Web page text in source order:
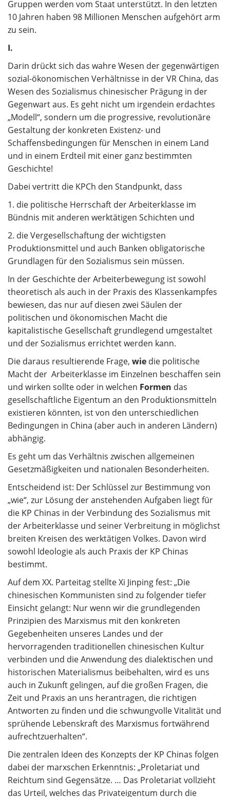
Gruppen werden vom Staat unterstützt. In den letzten
10 Jahren haben 98 Millionen Menschen aufgehört arm
zu sein.
I.
Darin drückt sich das wahre Wesen der gegenwärtigen
sozial-ökonomischen Verhältnisse in der VR China, das
Wesen des Sozialismus chinesischer Prägung in der
Gegenwart aus. Es geht nicht um irgendein erdachtes
„Modell“, sondern um die progressive, revolutionäre
Gestaltung der konkreten Existenz- und
Schaffensbedingungen für Menschen in einem Land
und in einem Erdteil mit einer ganz bestimmten
Geschichte!
Dabei vertritt die KPCh den Standpunkt, dass
1. die politische Herrschaft der Arbeiterklasse im
Bündnis mit anderen werktätigen Schichten und
2. die Vergesellschaftung der wichtigsten
Produktionsmittel und auch Banken obligatorische
Grundlagen für den Sozialismus sein müssen.
In der Geschichte der Arbeiterbewegung ist sowohl
theoretisch als auch in der Praxis des Klassenkampfes
bewiesen, das nur auf diesen zwei Säulen der
politischen und ökonomischen Macht die
kapitalistische Gesellschaft grundlegend umgestaltet
und der Sozialismus errichtet werden kann.
Die daraus resultierende Frage, wie die politische
Macht der Arbeiterklasse im Einzelnen beschaffen sein
und wirken sollte oder in welchen Formen das
gesellschaftliche Eigentum an den Produktionsmitteln
existieren könnten, ist von den unterschiedlichen
Bedingungen in China (aber auch in anderen Ländern)
abhängig.
Es geht um das Verhältnis zwischen allgemeinen
Gesetzmäßigkeiten und nationalen Besonderheiten.
Entscheidend ist: Der Schlüssel zur Bestimmung von
„wie“, zur Lösung der anstehenden Aufgaben liegt für
die KP Chinas in der Verbindung des Sozialismus mit
der Arbeiterklasse und seiner Verbreitung in möglichst
breiten Kreisen des werktätigen Volkes. Davon wird
sowohl Ideologie als auch Praxis der KP Chinas
bestimmt.
Auf dem XX. Parteitag stellte Xi Jinping fest: „Die
chinesischen Kommunisten sind zu folgender tiefer
Einsicht gelangt: Nur wenn wir die grundlegenden
Prinzipien des Marxismus mit den konkreten
Gegebenheiten unseres Landes und der
hervorragenden traditionellen chinesischen Kultur
verbinden und die Anwendung des dialektischen und
historischen Materialismus beibehalten, wird es uns
auch in Zukunft gelingen, auf die großen Fragen, die
Zeit und Praxis an uns herantragen, die richtigen
Antworten zu finden und die schwungvolle Vitalität und
sprühende Lebenskraft des Marxismus fortwährend
aufrechtzuerhalten“.
Die zentralen Ideen des Konzepts der KP Chinas folgen
dabei der marxschen Erkenntnis: „Proletariat und
Reichtum sind Gegensätze. … Das Proletariat vollzieht
das Urteil, welches das Privateigentum durch die